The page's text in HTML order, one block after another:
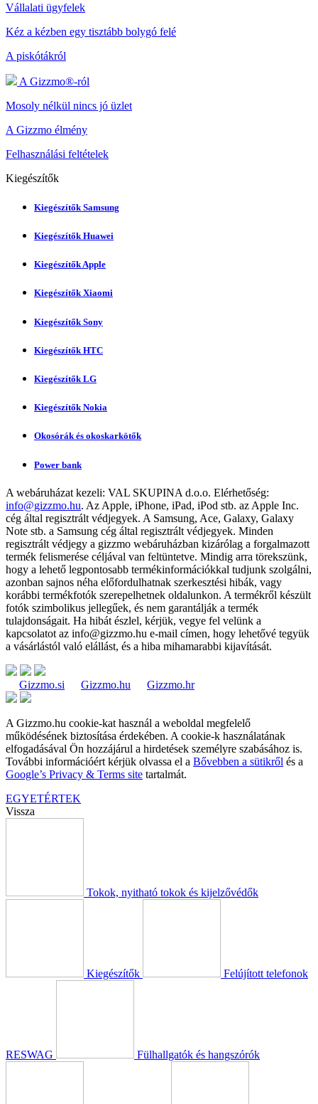
Vállalati ügyfelek
Kéz a kézben egy tisztább bolygó felé
A piskótákról
A Gizzmo®-ról
Mosoly nélkül nincs jó üzlet
A Gizzmo élmény
Felhasználási feltételek
Kiegészítők
Kiegészítők Samsung
Kiegészítők Huawei
Kiegészítők Apple
Kiegészítők Xiaomi
Kiegészítők Sony
Kiegészítők HTC
Kiegészítők LG
Kiegészítők Nokia
Okosórák és okoskarkötők
Power bank
A webáruházat kezeli: VAL SKUPINA d.o.o. Elérhetőség:
info@gizzmo.hu. Az Apple, iPhone, iPad, iPod stb. az Apple Inc.
cég által regisztrált védjegyek. A Samsung, Ace, Galaxy, Galaxy
Note stb. a Samsung cég által regisztrált védjegyek. Minden
regisztrált védjegy a gizzmo webáruházban kizárólag a forgalmazott
termék felismerése céljával van feltüntetve. Mindig arra törekszünk,
hogy a lehető legpontosabb termékinformációkkal tudjunk szolgálni,
azonban sajnos néha előfordulhatnak szerkesztési hibák, vagy
korábbi termékfotók szerepelhetnek oldalunkon. A termékről készült
fotók szimbolikus jellegűek, és nem garantálják a termék
tulajdonságait. Ha hibát észlel, kérjük, vegye fel velünk a
kapcsolatot az info@gizzmo.hu e-mail címen, hogy lehetővé tegyük
a vásárlástól való elállást, és a hiba mihamarabbi kijavítását.
Gizzmo.si Gizzmo.hu Gizzmo.hr
A Gizzmo.hu cookie-kat használ a weboldal megfelelő
működésének biztosítása érdekében. A cookie-k használatának
elfogadásával Ön hozzájárul a hirdetések személyre szabásához is.
További információért kérjük olvassa el a Bővebben a sütikről és a
Google’s Privacy & Terms site tartalmát.
EGYETÉRTEK
Vissza
Tokok, nyitható tokok és kijelzővédők
Kiegészítők Felújított telefonok
RESWAG Fülhallgatók és hangszórók